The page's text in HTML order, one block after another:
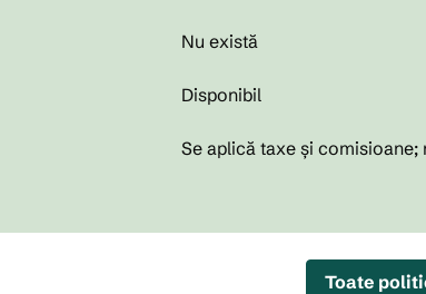
Nu există
Disponibil
Se aplică taxe și comisioane;
Toate